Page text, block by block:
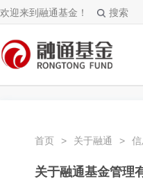
欢迎来到融通基金！ 搜索
首页 > 关于融通 >
关于融通基金管理